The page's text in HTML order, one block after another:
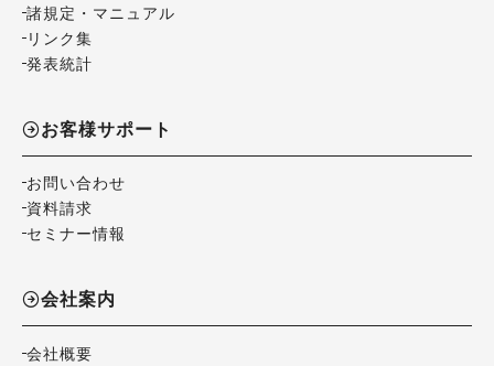
諸規定・マニュアル
リンク集
発表統計
お客様サポート
お問い合わせ
資料請求
セミナー情報
会社案内
会社概要